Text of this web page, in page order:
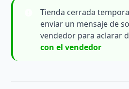
Tienda cerrada
enviar un mensaje de
vendedor para aclarar
con el vendedor